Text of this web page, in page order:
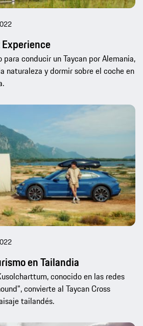
conducir un Taycan por Alemania,
naturaleza y dormir sobre el coche en
en Tailandia
conocido en las redes
convierte al Taycan Cross
tailandés.